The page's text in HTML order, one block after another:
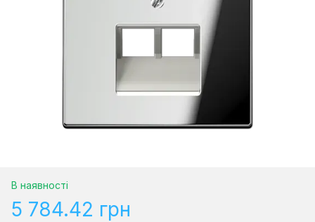
В наявності
5 784.42 грн